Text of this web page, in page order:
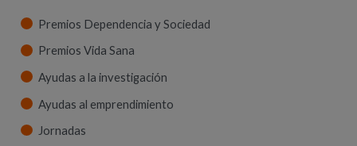
Premios Dependencia y Sociedad
Premios Vida Sana
Ayudas a la investigación
Ayudas al emprendimiento
Jornadas